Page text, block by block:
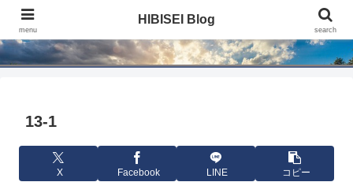
HIBISEI Blog
13-1
X Facebook LINE コピー
menu
HIBISEI Blog
search